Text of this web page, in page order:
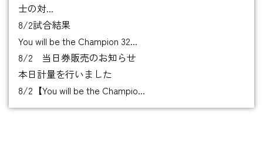
士の対...
8/2試合結果
You will be the Champion 32...
8/2 当日券販売のお知らせ
本日計量を行いました
8/2【You will be the Champio...